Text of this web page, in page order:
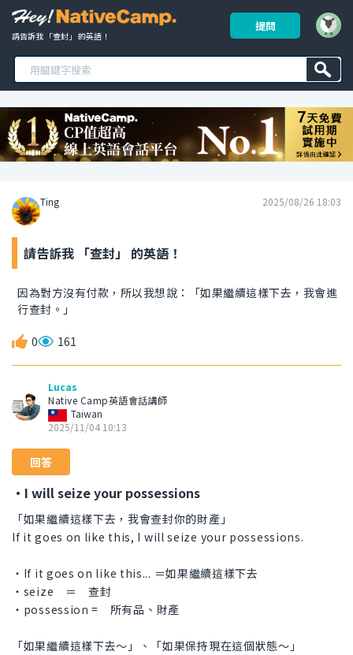
請告訴我 「查封」 的英語！
提問
Ting 2025/08/26 18:03
請告訴我 「查封」 的英語！
因為對方沒有付款，所以我想說：「如果繼續這樣下去，我會進
行查封。」
0 161
Lucas
Native Camp英語會話講師
Taiwan
2025/11/04 10:13
回答
・I will seize your possessions
「如果繼續這樣下去，我會查封你的財產」
If it goes on like this, I will seize your possessions.
・If it goes on like this... ＝如果繼續這樣下去
・seize ＝ 查封
・possession = 所有品、財產
「如果繼續這樣下去～」、「如果保持現在這個狀態～」